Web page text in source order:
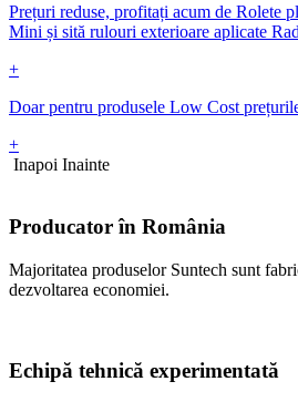
Prețuri reduse, profitați acum de Rolete
Mini și sită rulouri exterioare aplicate
+
Doar pentru produsele Low Cost
+
Inapoi Inainte
Producator în România
Majoritatea produselor Suntech sunt
dezvoltarea economiei.
Echipă tehnică experimentată